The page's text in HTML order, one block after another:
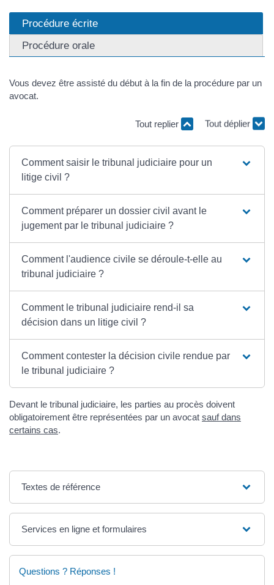
Procédure écrite
Procédure orale
Vous devez être assisté du début à la fin de la procédure par un
avocat.
Tout replier Tout déplier
Comment saisir le tribunal judiciaire pour un
litige civil ?
Comment préparer un dossier civil avant le
jugement par le tribunal judiciaire ?
Comment l'audience civile se déroule-t-elle au
tribunal judiciaire ?
Comment le tribunal judiciaire rend-il sa
décision dans un litige civil ?
Comment contester la décision civile rendue par
le tribunal judiciaire ?
Devant le tribunal judiciaire, les parties au procès doivent
obligatoirement être représentées par un avocat sauf dans
certains cas.
Textes de référence
Services en ligne et formulaires
Questions ? Réponses !